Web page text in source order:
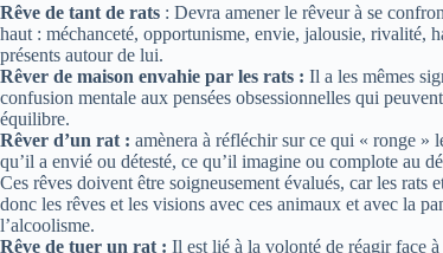
Rêve de tant de rats : Devra amener le rêveur à se
haut : méchanceté, opportunisme, envie, jalousie, rivalité,
présents autour de lui.
Rêver de maison envahie par les rats : Il a les mêmes
confusion mentale aux pensées obsessionnelles qui
équilibre.
Rêver d’un rat : amènera à réfléchir sur ce qui « ronge »
qu’il a envié ou détesté, ce qu’il imagine ou complote au
Ces rêves doivent être soigneusement évalués, car les rats
donc les rêves et les visions avec ces animaux et avec la
l’alcoolisme.
Rêve de tuer un rat : Il est lié à la volonté de réagir face